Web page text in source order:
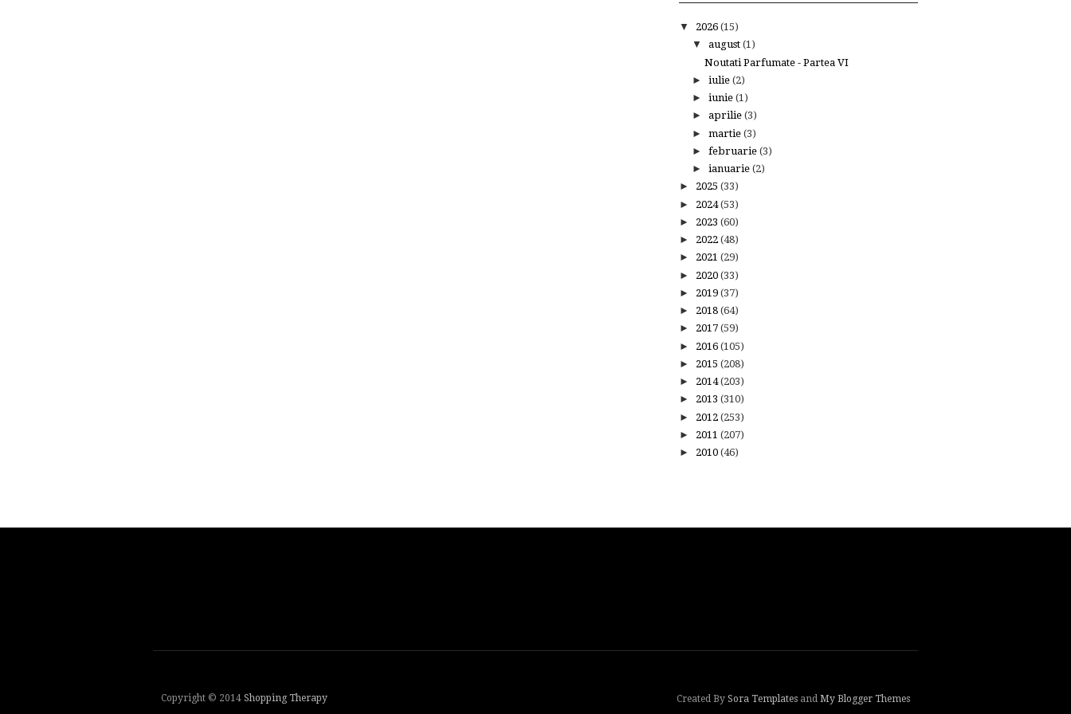
▼ 2026 (15)
▼ august (1)
Noutati Parfumate - Partea VI
► iulie (2)
► iunie (1)
► aprilie (3)
► martie (3)
► februarie (3)
► ianuarie (2)
► 2025 (33)
► 2024(53)
► 2023 (60)
► 2022 (48)
► 2021 (29)
► 2020 (33)
► 2019 (37)
► 2018 (64)
► 2017 (59)
► 2016 (105)
► 2015 (208)
► 2014(203)
► 2013 (310)
► 2012 (253)
► 2011 (207)
► 2010 (46)
Copyright © 2014 Shopping Therapy Created By Sora Templates and My Blogger Themes